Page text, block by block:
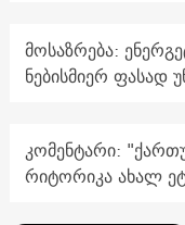
მოსაზრება:
ნებისმიერ ფასად
კომენტარი:
რიტორიკა ახალ